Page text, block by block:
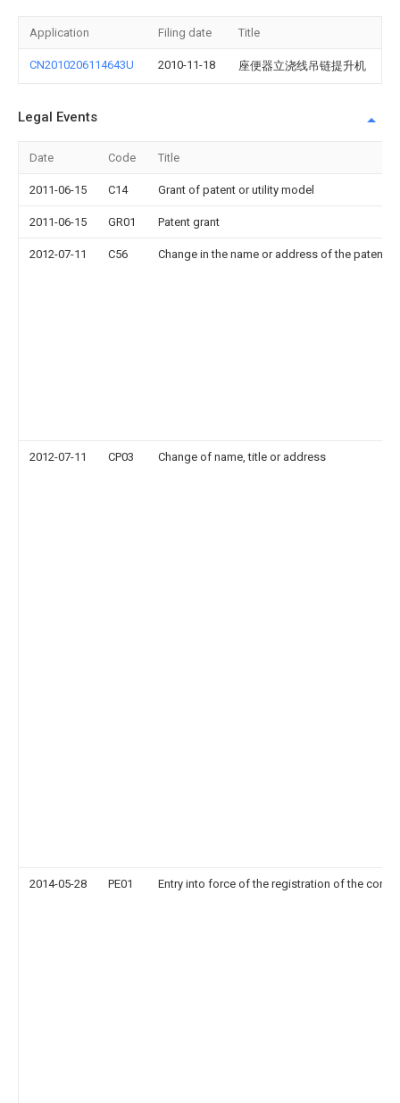
Application Filing date Title
CN2010206114643U 2010-11-18 座便器立浇线吊链提升机
Legal Events
Date Code Title
2011-06-15 C14 Grant of patent or utility model
2011-06-15 GR01 Patent grant
2012-07-11 C56 Change in the name or address of the patentee
2012-07-11 CP03 Change of name, title or address
2014-05-28 PE01 Entry into force of the registration of the